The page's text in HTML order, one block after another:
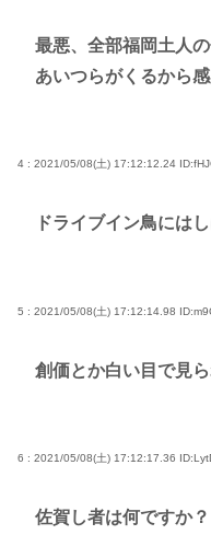
最悪、全部福岡土人
あいつらがくるから
4 : 2021/05/08(土) 17:12:12.24
ドライブイン鳥には
5 : 2021/05/08(土) 17:12:14.98
創価とか白い目で見
6 : 2021/05/08(土) 17:12:17.36
佐賀し者は何ですか？